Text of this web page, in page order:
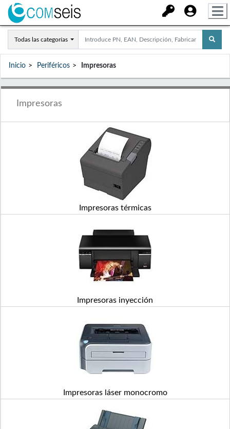
Todas las categorías
Inicio Periféricos Impresoras
Impresoras
Impresoras térmicas
Impresoras inyección
Impresoras láser monocromo